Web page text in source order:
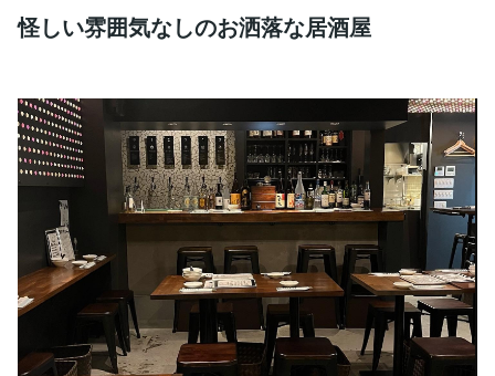
怪しい雰囲気なしのお洒落な居酒屋